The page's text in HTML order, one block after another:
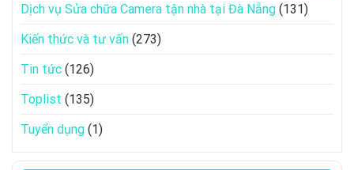
Dịch vụ Sửa chữa Camera tận nhà tại Đà Nẵng (131)
Kiến thức và tư vấn (273)
Tin tức (126)
Toplist (135)
Tuyển dụng (1)